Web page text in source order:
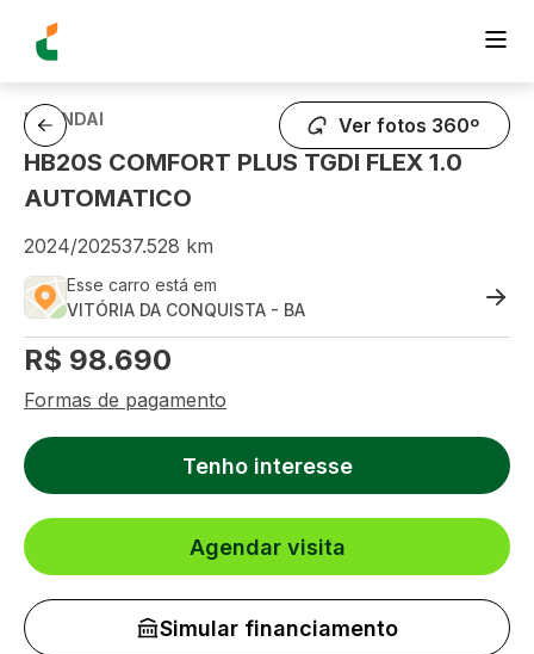
Ver fotos 360º
HYUNDAI
HB20S COMFORT PLUS TGDI FLEX 1.0
AUTOMATICO
2024/202537.528 km
Esse carro está em
VITÓRIA DA CONQUISTA - BA
R$ 98.690
Formas de pagamento
Tenho interesse
Agendar visita
Simular financiamento